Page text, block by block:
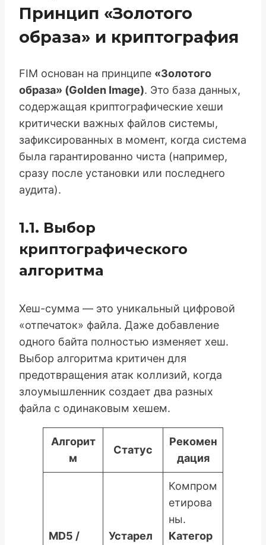
Принцип «Золотого
образа» и криптография
FIM основан на принципе «Золотого
образа» (Golden Image). Это база данных,
содержащая криптографические хеши
критически важных файлов системы,
зафиксированных в момент, когда система
была гарантированно чиста (например,
сразу после установки или последнего
аудита).
1.1. Выбор
криптографического
алгоритма
Хеш-сумма — это уникальный цифровой
«отпечаток» файла. Даже добавление
одного байта полностью изменяет хеш.
Выбор алгоритма критичен для
предотвращения атак коллизий, когда
злоумышленник создает два разных
файла с одинаковым хешем.
Алгорит
м
Статус
Рекомен
дация
MD5 /
Устарел
Компром
етирова
ны.
Категор